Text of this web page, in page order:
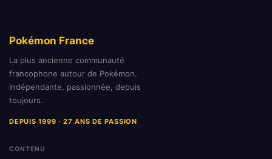
Pokémon France
La plus ancienne communauté
francophone autour de Pokémon.
Indépendante, passionnée, depuis
toujours.
DEPUIS 1999 · 27 ANS DE PASSION
CONTENU